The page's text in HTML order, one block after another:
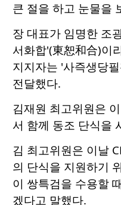
큰 절을 하고 눈물을
장 대표가 임명한 조
서화합'(東恕和合)이
지지자는 '사즉생당
전달했다.
김재원 최고위원은
서 함께 동조 단식을
김 최고위원은 이날
의 단식을 지원하기
이 쌍특검을 수용할
겠다고 말했다.